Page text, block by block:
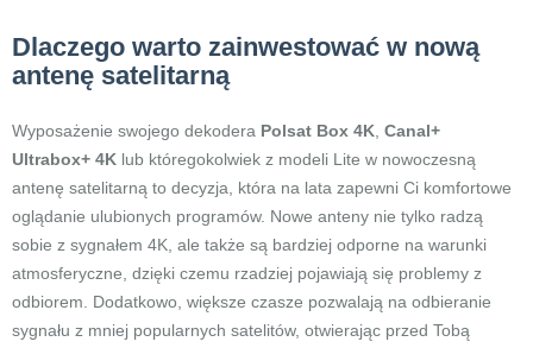
Dlaczego warto zainwestować w nową
antenę satelitarną
Wyposażenie swojego dekodera Polsat Box 4K Canal+
Ultrabox+ 4K lub któregokolwiek z modeli Lite w nowoczesną
antenę satelitarną to decyzja, która na lata zapewni Ci komfortowe
oglądanie ulubionych programów. Nowe anteny nie tylko radzą
sobie z sygnałem 4K, ale także są bardziej odporne na warunki
atmosferyczne, dzięki czemu rzadziej pojawiają się problemy z
odbiorem. Dodatkowo, większe czasze pozwalają na odbieranie
sygnału z mniej popularnych satelitów, otwierając przed Tobą